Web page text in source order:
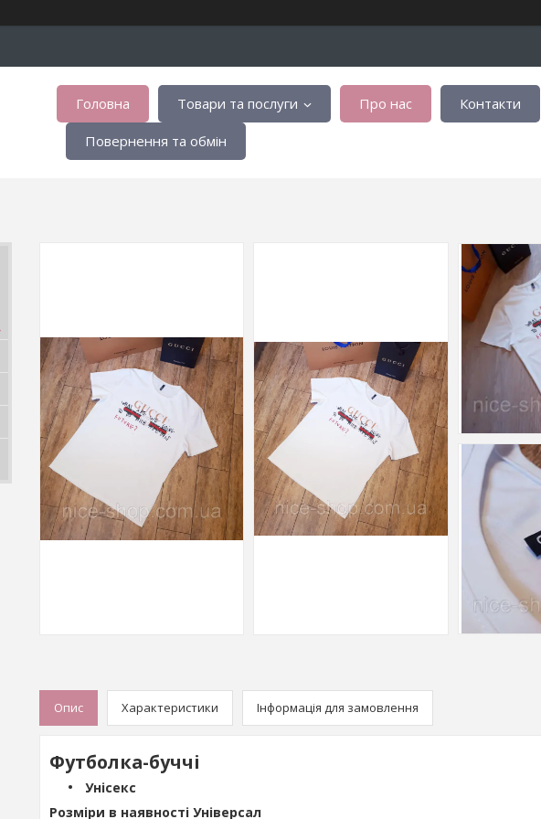
Головна Товари та послуги Про нас Контакти
Повернення та обмін
Опис Характеристики Інформація для замовлення
Футболка-буччі
Унісекс
Розміри в наявності Універсал